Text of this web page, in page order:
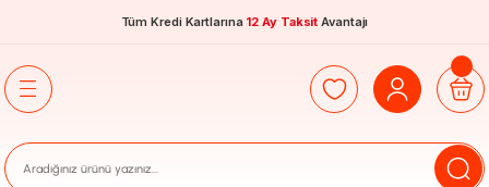
Tüm Kredi Kartlarına 12 Ay Taksit Avantajı